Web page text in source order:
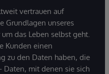
vertrauen auf
Grundlagen unseres
das Leben selbst geht.
Kunden einen
zu den Daten haben, die
Daten, mit denen sie sich